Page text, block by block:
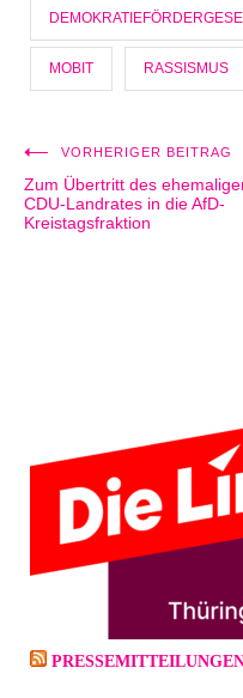
MOBIT RASSISMUS
VORHERIGER BEITRAG
Zum Übertritt des
CDU-Landrates in die AfD-
Kreistagsfraktion